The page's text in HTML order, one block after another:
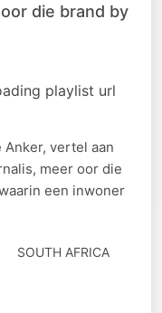
die brand by
playlist url
Anker, vertel aan
meer oor die
een inwoner
SOUTH AFRICA